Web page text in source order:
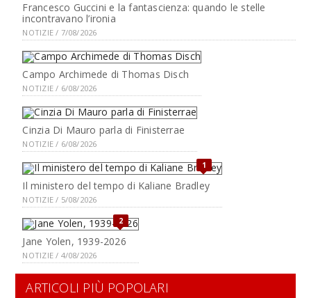
Francesco Guccini e la fantascienza: quando le stelle
incontravano l’ironia
NOTIZIE / 7/08/2026
Campo Archimede di Thomas Disch
NOTIZIE / 6/08/2026
Cinzia Di Mauro parla di Finisterrae
NOTIZIE / 6/08/2026
1
Il ministero del tempo di Kaliane Bradley
NOTIZIE / 5/08/2026
2
Jane Yolen, 1939-2026
NOTIZIE / 4/08/2026
ARTICOLI PIÙ POPOLARI